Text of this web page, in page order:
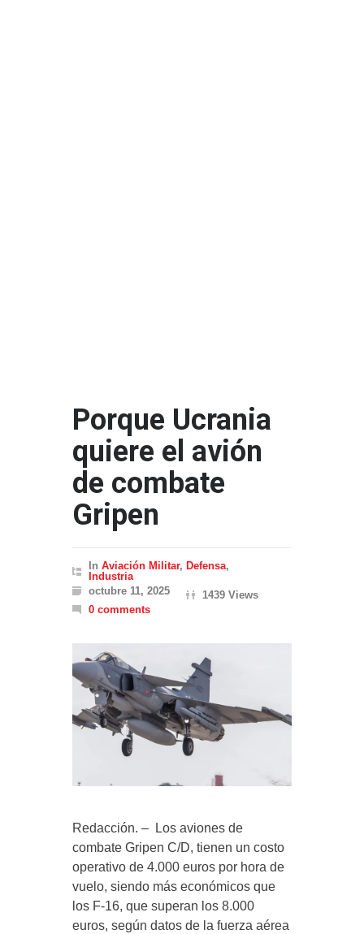
Porque Ucrania
quiere el avión
de combate
Gripen
In Aviación Militar, Defensa,
Industria
octubre 11, 2025
1439 Views
0 comments
Redacción. – Los aviones de
combate Gripen C/D, tienen un costo
operativo de 4.000 euros por hora de
vuelo, siendo más económicos que
los F-16, que superan los 8.000
euros, según datos de la fuerza aérea